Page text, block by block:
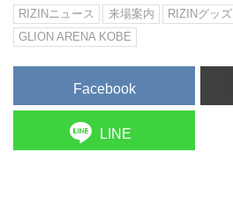
RIZINニュース 来場案内 RIZINグッズ
GLION ARENA KOBE
Facebook
LINE